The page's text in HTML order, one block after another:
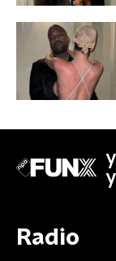
Radio